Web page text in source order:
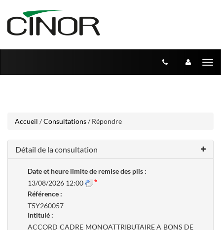
contenu
Accueil /Consultations/ Répondre
Détail de la consultation
Date et heure limite de remise des plis :
13/08/2026 12:00
Référence :
T5Y260057
Intitulé :
ACCORD CADRE MONOATTRIBUTAIRE A BONS DE